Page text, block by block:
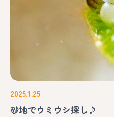
2025.1.25
砂地でウミウシ探し♪